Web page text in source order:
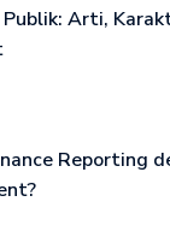
Arti,
Reporting